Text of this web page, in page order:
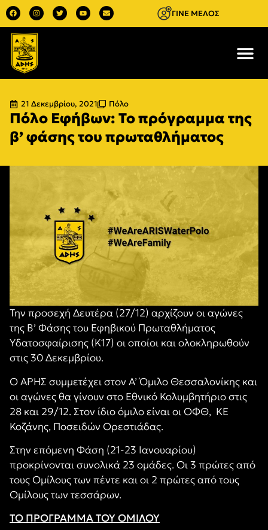
ΓΙΝΕ ΜΕΛΟΣ
21 Δεκεμβρίου, 2021 Πόλο
Πόλο Εφήβων: Το πρόγραμμα της
β’ φάσης του πρωταθλήματος
Την προσεχή Δευτέρα (27/12) αρχίζουν οι αγώνες
της Β’ Φάσης του Εφηβικού Πρωταθλήματος
Υδατοσφαίρισης (Κ17) οι οποίοι και ολοκληρωθούν
στις 30 Δεκεμβρίου.
Ο ΑΡΗΣ συμμετέχει στον Α’ Όμιλο Θεσσαλονίκης και
οι αγώνες θα γίνουν στο Εθνικό Κολυμβητήριο στις
28 και 29/12. Στον ίδιο όμιλο είναι οι ΟΦΘ, ΚΕ
Κοζάνης, Ποσειδών Ορεστιάδας.
Στην επόμενη Φάση (21-23 Ιανουαρίου)
προκρίνονται συνολικά 23 ομάδες. Οι 3 πρώτες από
τους Ομίλους των πέντε και οι 2 πρώτες από τους
Ομίλους των τεσσάρων.
ΤΟ ΠΡΟΓΡΑΜΜΑ ΤΟΥ ΟΜΙΛΟΥ